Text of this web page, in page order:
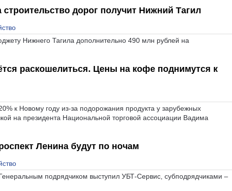
дорог получит Нижний Тагил
Нижнего Тагила дополнительно 490 млн рублей на
раскошелиться. Цены на кофе поднимутся к
к Новому году из-за подорожания продукта у зарубежных
на президента Национальной торговой ассоциации Вадима
Ленина будут по ночам
подрядчиком выступил УБТ-Сервис, субподрядчиками –